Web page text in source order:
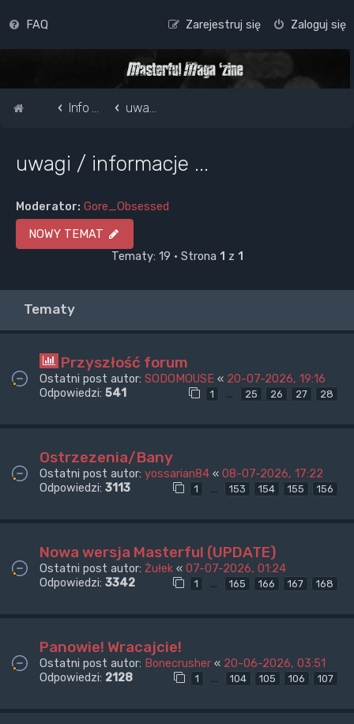
FAQ Zaloguj się
Zarejestruj się
Strona główna
Info o masterful i forum uwagi / informacje ...
uwagi / informacje ...
Moderator: Gore_Obsessed
NOWY TEMAT
Tematy: 19 • Strona 1 z 1
Tematy
Przyszłość forum
Ostatni post autor: SODOMOUSE « 20-07-2026, 19:16
Odpowiedzi: 541 1 … 25 26 27 28
Ostrzezenia/Bany
Ostatni post autor: yossarian84 « 08-07-2026, 17:22
Odpowiedzi: 3113 1 … 153 154 155 156
Nowa wersja Masterful (UPDATE)
Ostatni post autor: Żułek « 07-07-2026, 01:24
Odpowiedzi: 3342 1 … 165 166 167 168
Panowie! Wracajcie!
Ostatni post autor: Bonecrusher « 20-06-2026, 03:51
Odpowiedzi: 2128 1 … 104 105 106 107